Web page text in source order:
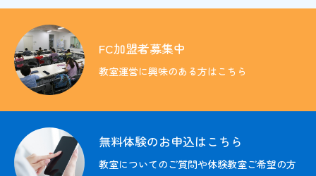
FC加盟者募集中
教室運営に興味のある方はこちら
無料体験のお申込はこちら
教室についてのご質問や体験教室ご希望の方